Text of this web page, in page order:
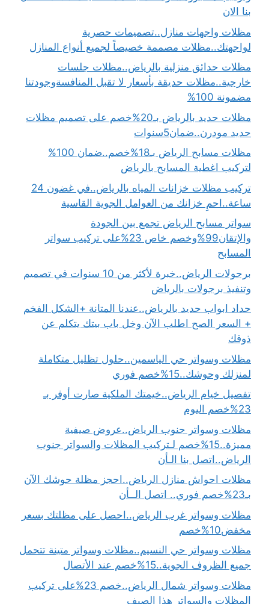
بنا الان
مظلات واجهات منازل..تصميمات حصرية
لواجهتك..مظلات مصممة خصيصاً لجميع أنواع المنازل
مظلات حدائق منزلية بالرياض..مظلات جلسات
خارجية..مظلات حديقة بأسعار لا تقبل المنافسةوجودتنا
مضمونة 100%
مظلات حديد بالرياض بـ20%خصم على تصميم مظلات
حديد مودرن..ضمان5سنوات
مظلات مسابح الرياض بـ18%خصم..ضمان 100%
لتركيب اغطية المسابح بالرياض
تركيب مظلات خزانات المياه بالرياض..في غضون 24
ساعة..احمِ خزانك من العوامل الجوية القاسية
سواتر مسابح الرياض تجمع بين الجودة
والإتقان99%وخصم خاص 23%على تركيب سواتر
المسابح
برجولات الرياض..خبرة لأكثر من 10 سنوات في تصميم
وتنفيذ برجولات بالرياض
حداد ابواب حديد بالرياض..عندنا المتانة +الشكل الفخم
+ السعر الصح اطلب الآن وخل باب بيتك يتكلم عن
ذوقك
مظلات وسواتر حي الياسمين..حلول تظليل متكاملة
لمنزلك وحوشك..15%خصم فوري
تفصيل خيام الرياض..خيمتك الملكية صارت أوفر بـ
23%خصم اليوم
مظلات وسواتر جنوب الرياض..عروض صيفية
مميزة..15%خصم لـتركيب المظلات والسواتر جنوب
الرياض..اتصل بنا الـأن
مظلات احواش منازل الرياض..احجز مظلة حوشك الآن
بـ23%خصم فوري.. اتصل الــأن
مظلات وسواتر غرب الرياض..احصل على مظلتك بسعر
مخفض10%خصم
مظلات وسواتر حي النسيم..مظلات وسواتر متينة تتحمل
جميع الظروف الجوية..15%خصم عند الأتصال
مظلات وسواتر شمال الرياض..خصم 23%على تركيب
المظلات والسواتر هذا الصيف